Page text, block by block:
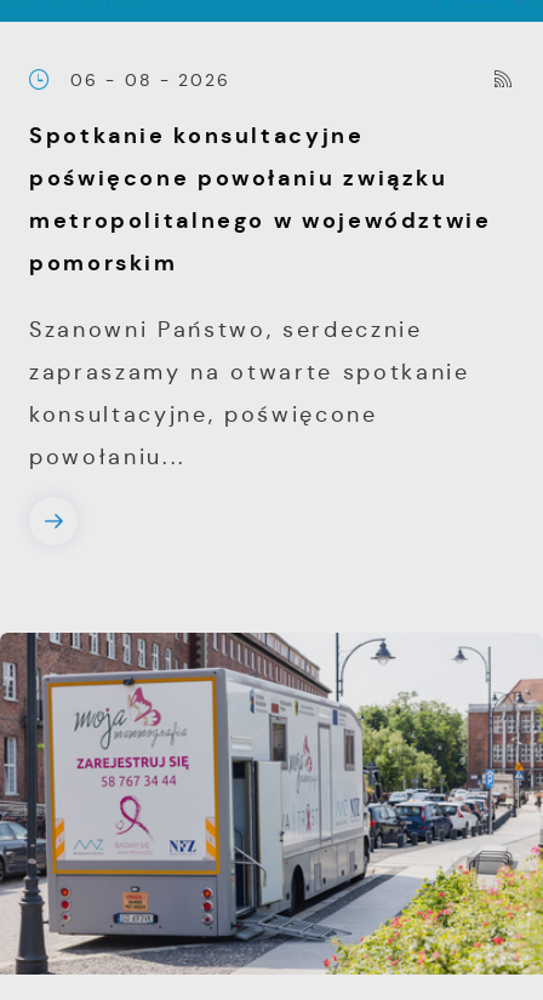
06 - 08 - 2026
Spotkanie konsultacyjne
poświęcone powołaniu związku
metropolitalnego w województwie
pomorskim
Szanowni Państwo, serdecznie
zapraszamy na otwarte spotkanie
konsultacyjne, poświęcone
powołaniu...